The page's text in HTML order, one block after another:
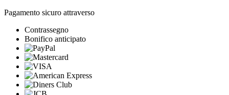
Pagamento sicuro attraverso
Contrassegno
Bonifico anticipato